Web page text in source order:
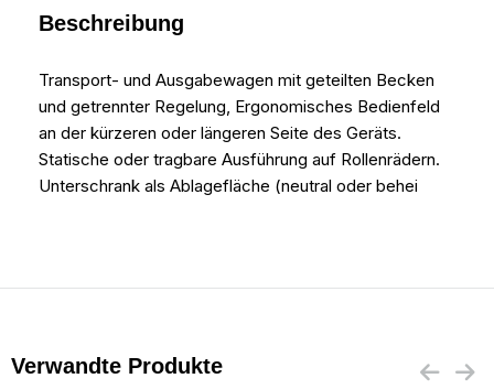
Beschreibung
Transport- und Ausgabewagen mit geteilten Becken
und getrennter Regelung, Ergonomisches Bedienfeld
an der kürzeren oder längeren Seite des Geräts.
Statische oder tragbare Ausführung auf Rollenrädern.
Unterschrank als Ablagefläche (neutral oder behei
Verwandte Produkte